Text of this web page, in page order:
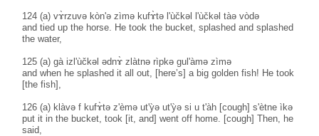
124 (a) vɤ̀rzuvə kòn'ə zìmə kufɤ̀tə l'ùčkəl l'ùčkəl tàə vòdə
and tied up the horse. He took the bucket, splashed and splashed
the water,
125 (a) gà izl'ùčkəl ədnɤ̀ zlàtnə rìpkə gul'àmə zìmə
and when he splashed it all out, [here’s] a big golden fish! He took
[the fish],
126 (a) klàvə f kufɤ̀tə z'èmə ut'ỳə ut'ỳə si u t'àh [cough] s'ètne ìkə
put it in the bucket, took [it, and] went off home. [cough] Then, he
said,